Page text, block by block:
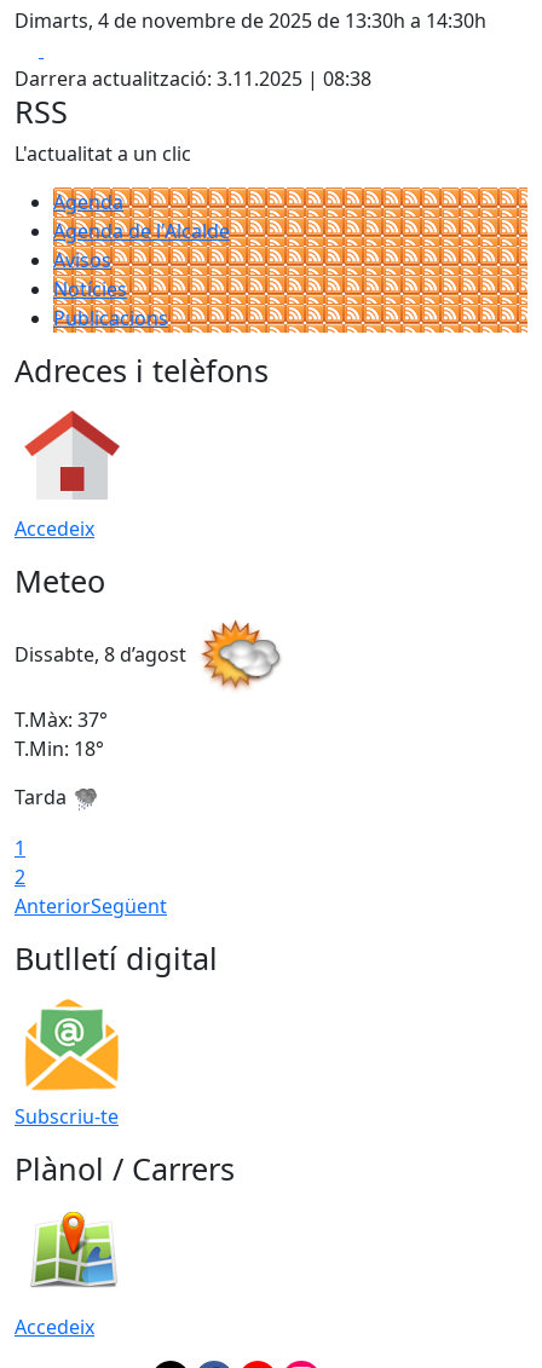
Dimarts, 4 de novembre de 2025 de 13:30h a 14:30h
Darrera actualització: 3.11.2025 | 08:38
RSS
L'actualitat a un clic
Agenda
Agenda de l'Alcalde
Avisos
Notícies
Publicacions
Adreces i telèfons
Accedeix
Meteo
Dissabte, 8 d’agost
T.Màx: 37°
T.Min: 18°
Tarda
1
2
AnteriorSegüent
Butlletí digital
Subscriu-te
Plànol / Carrers
Accedeix